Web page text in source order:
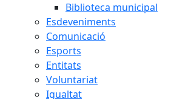
Biblioteca municipal
Esdeveniments
Comunicació
Esports
Entitats
Voluntariat
Igualtat